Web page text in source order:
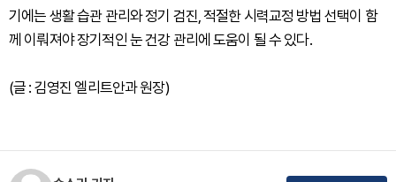
기에는 생활 습관 관리와 정기 검진, 적절한 시력교정 방법 선택이 함
께 이뤄져야 장기적인 눈 건강 관리에 도움이 될 수 있다.
(글 : 김영진 엘리트안과 원장)